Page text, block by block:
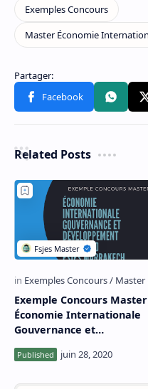
Related Posts
Exemple Concours Master
Économie Internationale
Gouvernance et
Fsjes Marrakech